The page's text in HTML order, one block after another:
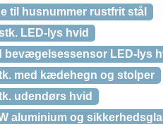
til husnummer rustfrit stål
LED-lys hvid
bevægelsessensor LED-lys
med kædehegn og stolper
udendørs hvid
aluminium og